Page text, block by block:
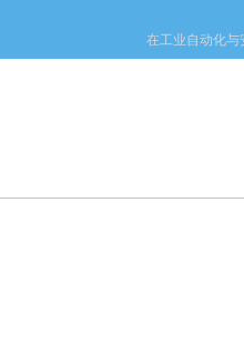
在工业自动化与安